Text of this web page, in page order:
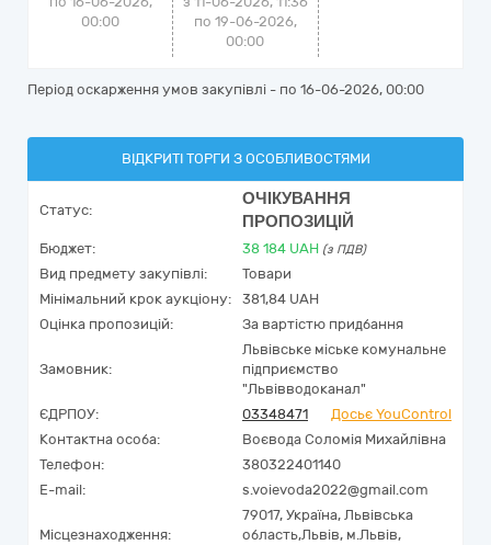
00:00
по 19-06-2026,
00:00
Період оскарження умов закупівлі - по 16-06-2026, 00:00
ВІДКРИТІ ТОРГИ З ОСОБЛИВОСТЯМИ
Статус:
ОЧІКУВАННЯ
ПРОПОЗИЦІЙ
Бюджет: 38 184 UAH (з ПДВ)
Вид предмету закупівлі:
Товари
Мінімальний крок аукціону:
381,84 UAH
Оцінка пропозицій:
За вартістю придбання
Замовник:
Львівське міське комунальне
підприємство
"Львівводоканал"
ЄДРПОУ:
03348471
Досьє YouControl
Контактна особа:
Воєвода Соломія Михайлівна
Телефон:
380322401140
E-mail:
s.voievoda2022@gmail.com
Місцезнаходження:
79017, Україна, Львівська
область,Львів, м.Львів,